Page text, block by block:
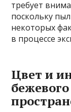
требует
поскольку
некоторых
в процессе
Цвет и